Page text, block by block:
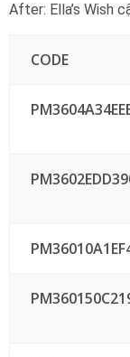
After: Ella’s Wish
CODE